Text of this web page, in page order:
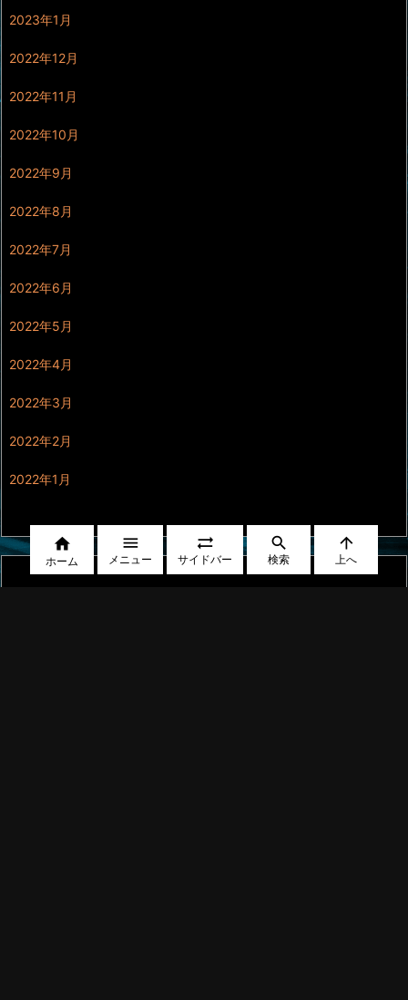
2023年1月
2022年12月
2022年11月
2022年10月
2022年9月
2022年8月
2022年7月
2022年6月
2022年5月
2022年4月
2022年3月
2022年2月
2022年1月

ホーム

メニュー

サイドバー

検索

上へ